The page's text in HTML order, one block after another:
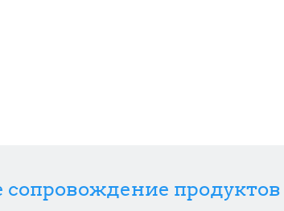
сопровождение продуктов